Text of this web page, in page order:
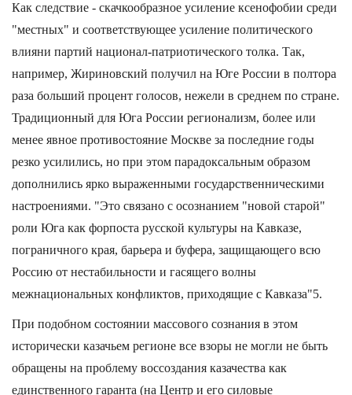
Как следствие - скачкообразное усиление ксенофобии среди
"местных" и соответствующее усиление политического
влияни партий национал-патриотического толка. Так,
например, Жириновский получил на Юге России в полтора
раза больший процент голосов, нежели в среднем по стране.
Традиционный для Юга России регионализм, более или
менее явное противостояние Москве за последние годы
резко усилились, но при этом парадоксальным образом
дополнились ярко выраженными государственническими
настроениями. "Это связано с осознанием "новой старой"
роли Юга как форпоста русской культуры на Кавказе,
пограничного края, барьера и буфера, защищающего всю
Россию от нестабильности и гасящего волны
межнациональных конфликтов, приходящие с Кавказа"5.
При подобном состоянии массового сознания в этом
исторически казачьем регионе все взоры не могли не быть
обращены на проблему воссоздания казачества как
единственного гаранта (на Центр и его силовые